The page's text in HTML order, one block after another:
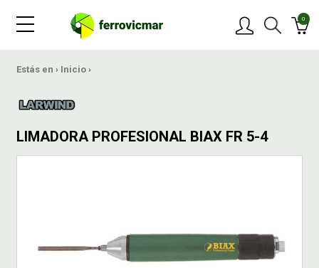
0
Estás en › Inicio ›
LIMADORA PROFESIONAL BIAX FR 5-4
OFERTAS
BLOG